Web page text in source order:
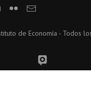
de Economía - Todos